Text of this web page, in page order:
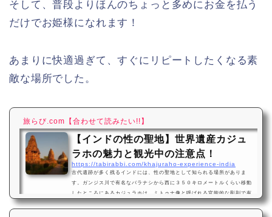
そして、普段よりほんのちょっと多めにお金を払う
だけでお姫様になれます！
あまりに快適過ぎて、すぐにリピートしたくなる素
敵な場所でした。
旅らび.com 【合わせて読みたい!!】
【インドの性の聖地】世界遺産カジュ
ラホの魅力と観光中の注意点！
https://tabirabbi.com/khajuraho-experience-india
古代遺跡が多く残るインドには、性の聖地として知られる場所がありま
す。ガンジス川で有名なバラナシから西に３５０キロメートルくらい移動
したところにあるカジュラホは、ミトゥナ像と呼ばれる官能的な彫刻で有
名な寺院が残る小さな田舎町です。とても変わった世界遺産のあるカジュ